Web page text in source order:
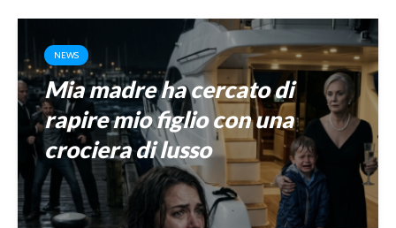
NEWS
Mia madre ha cercato di
rapire mio figlio con una
crociera di lusso